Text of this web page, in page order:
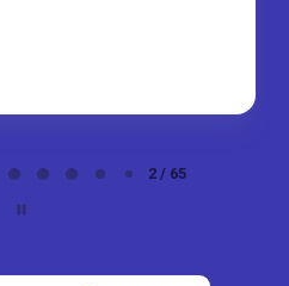
2 / 65